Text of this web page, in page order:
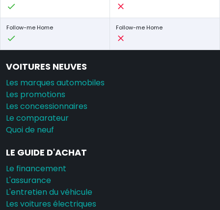
Follow-me Home Follow-me Home
VOITURES NEUVES
Les marques automobiles
Les promotions
Les concessionnaires
Le comparateur
Quoi de neuf
LE GUIDE D'ACHAT
Le financement
L'assurance
L'entretien du véhicule
Les voitures électriques